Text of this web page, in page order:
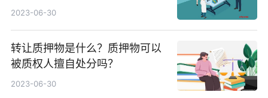
么？新刑法销售假冒注册商标的
2023-06-30
转让质押物是什么？质押物可以
被质权人擅自处分吗？
2023-06-30